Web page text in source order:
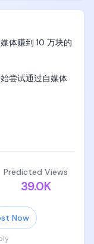
干。
演化成Anthropic
格局，它们握有
美元，主要是把
这类机构。虽
链单季营收43亿
阅用户数1200
由现金流能到
星舰这边成功部
比特/秒的网络带
来的卫星直连手
体赚到 10 万块的
尝试通过自媒体
单，到最后完成
。
到商业订单。
Predicted Views
39.0K
Now